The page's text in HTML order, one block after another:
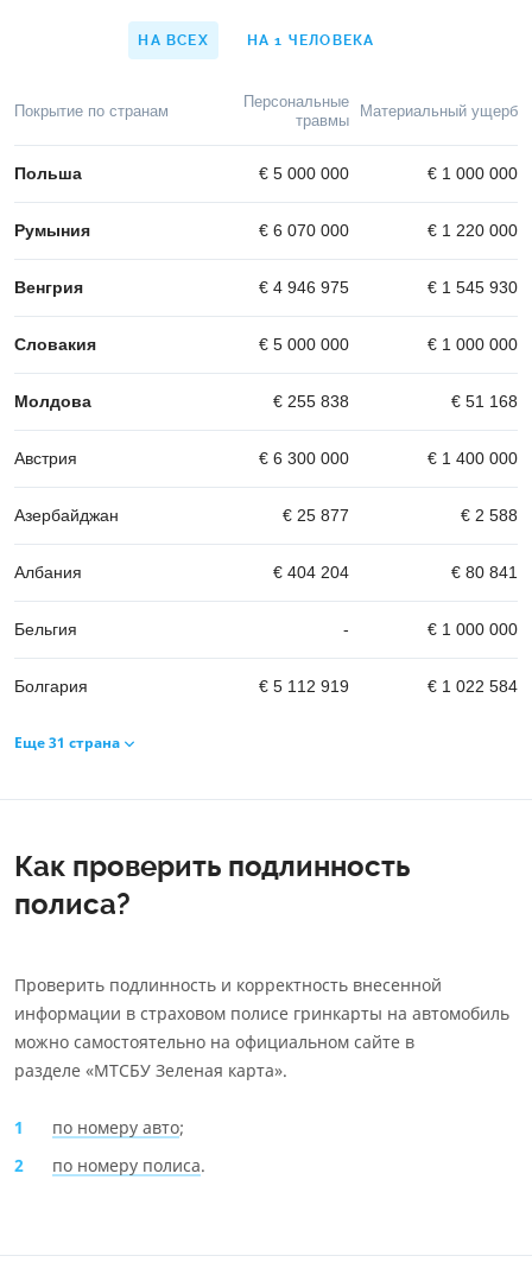
НА ВСЕХ НА 1 ЧЕЛОВЕКА
Покрытие по странам
Персональные
травмы
Материальный ущерб
Польша € 5 000 000 € 1 000 000
Румыния € 6 070 000 € 1 220 000
Венгрия € 4 946 975 € 1 545 930
Словакия € 5 000 000 € 1 000 000
Молдова € 255 838 € 51 168
Австрия € 6 300 000 € 1 400 000
Азербайджан € 25 877 € 2 588
Албания € 404 204 € 80 841
Бельгия - € 1 000 000
Болгария € 5 112 919 € 1 022 584
Еще 31 страна
Как проверить подлинность
полиса?
Проверить подлинность и корректность внесенной
информации в страховом полисе гринкарты на автомобиль
можно самостоятельно на официальном сайте в
разделе «МТСБУ Зеленая карта».
по номеру авто;
по номеру полиса.